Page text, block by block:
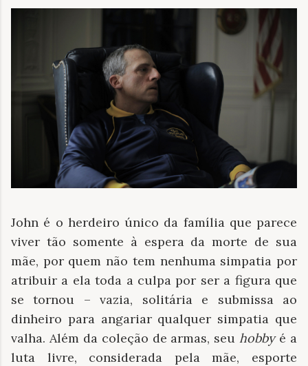
John é o herdeiro único da família que parece
viver tão somente à espera da morte de sua
mãe, por quem não tem nenhuma simpatia por
atribuir a ela toda a culpa por ser a figura que
se tornou – vazia, solitária e submissa ao
dinheiro para angariar qualquer simpatia que
valha. Além da coleção de armas, seuhobby é a
luta livre, considerada pela mãe, esporte